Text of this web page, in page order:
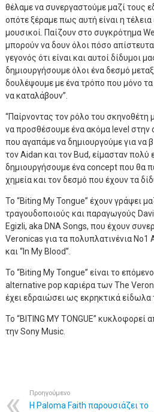
θέλαμε να συνεργαστούμε μαζί τους
οπότε ξέραμε πως αυτή είναι η τέλεια
μουσικοί. Παίζουν στο συγκρότημα
μπορούν να δουν όλοι πόσο απίστευτα
γεγονός ότι είναι και αυτοί δίδυμοι
δημιουργήσουμε όλοι ένα δεσμό
δουλέψουμε με ένα τρόπο που μόνο
να καταλάβουν”.
“Παίρνοντας τον ρόλο του σκηνοθέτη
να προσθέσουμε ένα ακόμα level
που αγαπάμε να δημιουργούμε για να
τον Aidan και τον Bud, είμασταν πολύ
δημιουργήσουμε ένα concept που θα
χημεία και τον δεσμό που έχουν τα
To “Biting My Tongue” έχουν γράψει
τραγουδοποιούς και παραγωγούς
Egizli, aka DNA Songs, που έχουν
Veronicas για τα πολυπλατινένια Νο1
και “In My Blood”.
To “Biting My Tongue” είναι το
alternative pop καριέρα των The
έχει εδραιώσει ως εκρηκτικά είδωλα
Το “BITING MY TONGUE” κυκλοφορεί
την Sony Music.
Προηγούμενο
H Paloma Faith παρουσιάζει το